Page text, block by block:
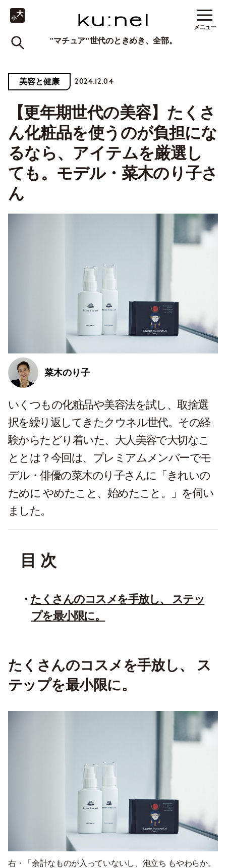
"マチュア"世代のときめき、全部。
メニュー
美容と健康 2024.12.04
【更年期世代の美容】たくさ
ん化粧品を使うのが負担にな
るなら、アイテムを厳選し
ても。モデル・菜木のり子さ
ん
菜木のり子
いくつもの化粧品や美容法を試し、取捨選
択を繰り返してきたクウネル世代。その経
験からたどり着いた、大人美容で大切なこ
ととは？今回は、プレミアムメンバーでモ
デル・俳優の菜木のり子さんに「きれいの
ために やめたこと、始めたこと。」を伺い
ました。
目 次
たくさんのコスメを手放し、 ステッ
プを最小限に。
たくさんのコスメを手放し、 ス
テップを最小限に。
右・「余計なものが入っていないし、泡立ち もやわらか。